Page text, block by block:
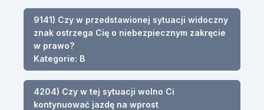
9141) Czy w przedstawionej sytuacji widoczny
znak ostrzega Cię o niebezpiecznym zakręcie
w prawo?
Kategorie: B
4204) Czy w tej sytuacji wolno Ci
kontynuować jazdę na wprost